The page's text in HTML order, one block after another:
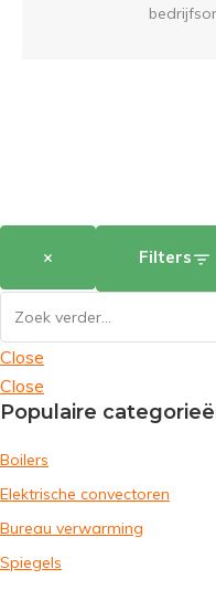
× Filters
Close
Close
Populaire
Boilers
Elektrische convectoren
Bureau verwarming
Spiegels